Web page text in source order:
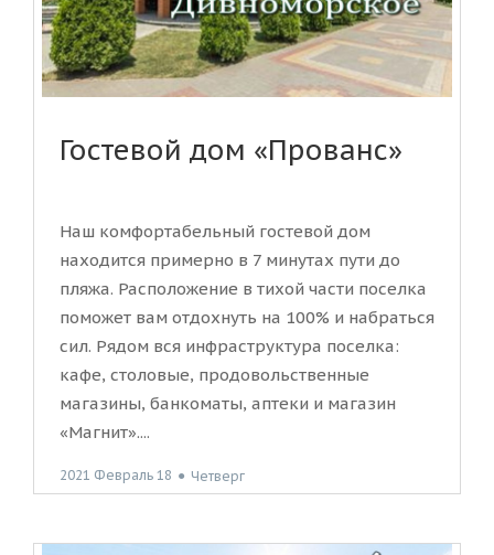
Гостевой дом «Прованс»
Наш комфортабельный гостевой дом
находится примерно в 7 минутах пути до
пляжа. Расположение в тихой части поселка
поможет вам отдохнуть на 100% и набраться
сил. Рядом вся инфраструктура поселка:
кафе, столовые, продовольственные
магазины, банкоматы, аптеки и магазин
«Магнит»....
2021 Февраль 18 ● Четверг